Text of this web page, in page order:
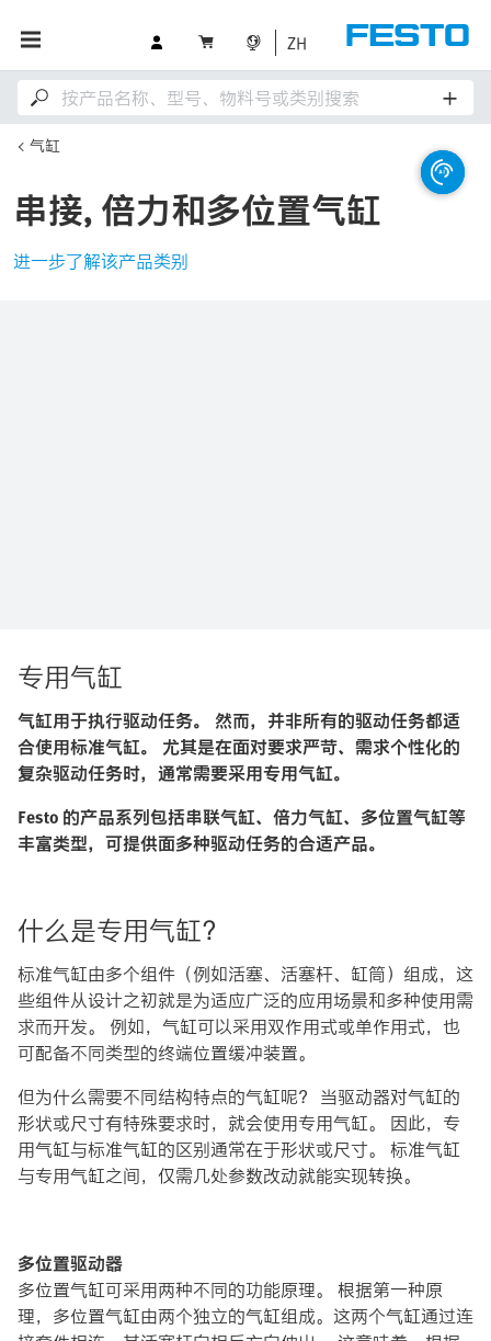
ZH
气缸
串接, 倍力和多位置气缸
进一步了解该产品类别
专用气缸
气缸用于执行驱动任务。 然而，并非所有的驱动任务都适
合使用标准气缸。 尤其是在面对要求严苛、需求个性化的
复杂驱动任务时，通常需要采用专用气缸。
Festo 的产品系列包括串联气缸、倍力气缸、多位置气缸等
丰富类型，可提供面多种驱动任务的合适产品。
什么是专用气缸？
标准气缸由多个组件（例如活塞、活塞杆、缸筒）组成，这
些组件从设计之初就是为适应广泛的应用场景和多种使用需
求而开发。 例如，气缸可以采用双作用式或单作用式，也
可配备不同类型的终端位置缓冲装置。
但为什么需要不同结构特点的气缸呢？ 当驱动器对气缸的
形状或尺寸有特殊要求时，就会使用专用气缸。 因此，专
用气缸与标准气缸的区别通常在于形状或尺寸。 标准气缸
与专用气缸之间，仅需几处参数改动就能实现转换。
多位置驱动器
多位置气缸可采用两种不同的功能原理。 根据第一种原
理，多位置气缸由两个独立的气缸组成。这两个气缸通过连